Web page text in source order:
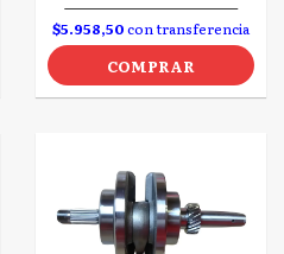
$5.958,50con transferencia
COMPRAR